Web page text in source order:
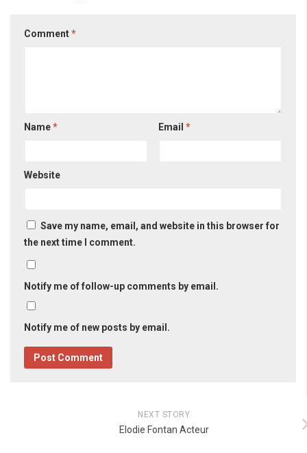
Comment*
Name* Email*
Website
Save my name, email, and website in this browser for
the next time I comment.
Notify me of follow-up comments by email.
Notify me of new posts by email.
NEXT STORY
Elodie Fontan Acteur